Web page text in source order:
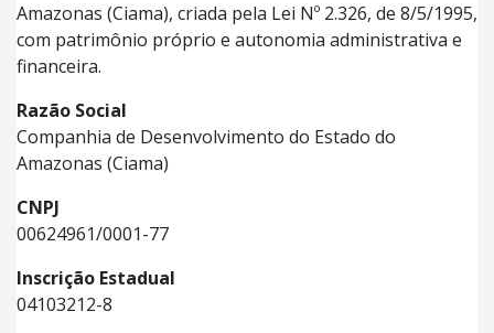
Amazonas (Ciama), criada pela Lei Nº 2.326, de 8/5/1995,
com patrimônio próprio e autonomia administrativa e
financeira.
Razão Social
Companhia de Desenvolvimento do Estado do
Amazonas (Ciama)
CNPJ
00624961/0001-77
Inscrição Estadual
04103212-8